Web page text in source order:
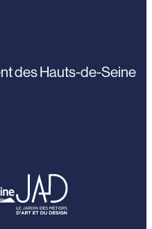
des Hauts-de-Seine